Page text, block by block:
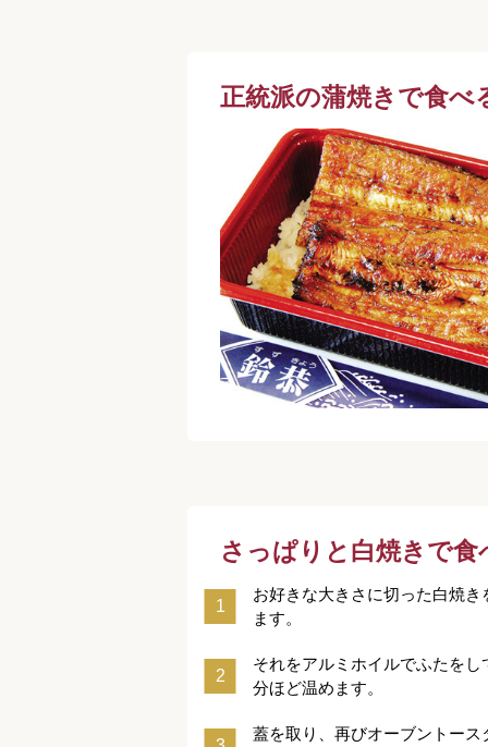
正統派の蒲焼きで食べ
さっぱりと白焼きで食
お好きな大きさに切った白焼
ます。
それをアルミホイルでふたを
分ほど温めます。
蓋を取り、再びオーブントー